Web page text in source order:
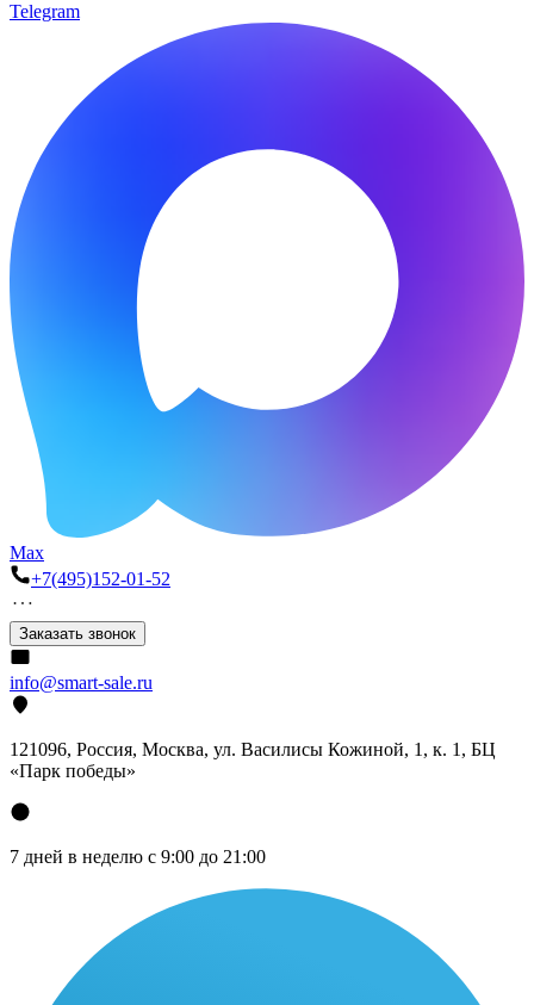
Telegram
Max
+7(495)152-01-52
Заказать звонок
info@smart-sale.ru
121096, Россия, Москва, ул. Василисы Кожиной, 1, к. 1, БЦ
«Парк победы»
7 дней в неделю с 9:00 до 21:00